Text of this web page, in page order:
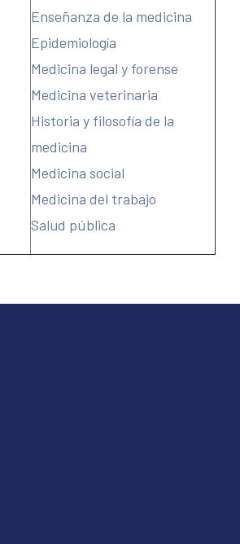
Enseñanza de la medicina
Epidemiología
Medicina legal y forense
Medicina veterinaria
Historia y filosofía de la
medicina
Medicina social
Medicina del trabajo
Salud pública